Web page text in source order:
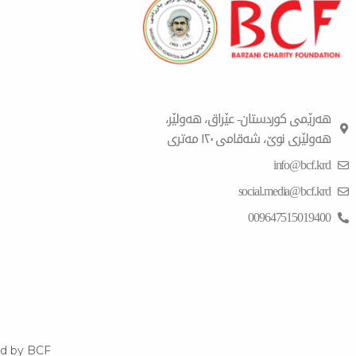
هەرێمی کوردستان- عێراق، هەولێر،
هەولێری نوێ، شەقامی ١٢٠ مەتری
info@bcf.krd
social.media@bcf.krd
009647515019400
by BCF